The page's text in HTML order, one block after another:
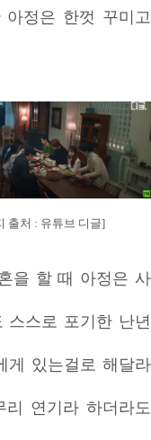
아정은 한껏 꾸미고
출처 : 유튜브 디글]
을 할 때 아정은 사
스스로 포기한 난년
게 있는걸로 해달라
리 연기라 하더라도